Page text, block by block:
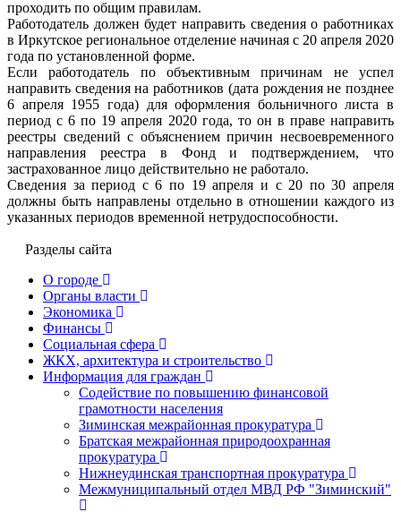
проходить по общим правилам.
Работодатель должен будет направить сведения о работниках
в Иркутское региональное отделение начиная с 20 апреля 2020
года по установленной форме.
Если работодатель по объективным причинам не успел
направить сведения на работников (дата рождения не позднее
6 апреля 1955 года) для оформления больничного листа в
период с 6 по 19 апреля 2020 года, то он в праве направить
реестры сведений с объяснением причин несвоевременного
направления реестра в Фонд и подтверждением, что
застрахованное лицо действительно не работало.
Сведения за период с 6 по 19 апреля и с 20 по 30 апреля
должны быть направлены отдельно в отношении каждого из
указанных периодов временной нетрудоспособности.
Разделы сайта
О городе
Органы власти
Экономика
Финансы
Социальная сфера
ЖКХ, архитектура и строительство
Информация для граждан
Содействие по повышению финансовой
грамотности населения
Зиминская межрайонная прокуратура
Братская межрайонная природоохранная
прокуратура
Нижнеудинская транспортная прокуратура
Межмуниципальный отдел МВД РФ "Зиминский"